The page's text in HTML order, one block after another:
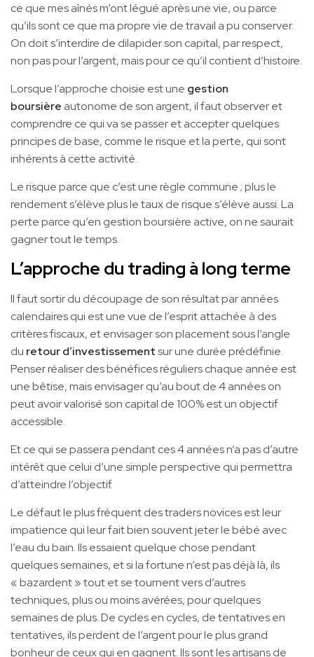
ce que mes aînés m’ont légué après une vie, ou parce
qu’ils sont ce que ma propre vie de travail a pu conserver.
On doit s’interdire de dilapider son capital, par respect,
non pas pour l’argent, mais pour ce qu’il contient d’histoire.
Lorsque l’approche choisie est une gestion
boursière autonome de son argent, il faut observer et
comprendre ce qui va se passer et accepter quelques
principes de base, comme le risque et la perte, qui sont
inhérents à cette activité.
Le risque parce que c’est une règle commune ; plus le
rendement s’élève plus le taux de risque s’élève aussi. La
perte parce qu’en gestion boursière active, on ne saurait
gagner tout le temps.
L’approche du trading à long terme
Il faut sortir du découpage de son résultat par années
calendaires qui est une vue de l’esprit attachée à des
critères fiscaux, et envisager son placement sous l’angle
du retour d’investissementsur une durée prédéfinie.
Penser réaliser des bénéfices réguliers chaque année est
une bêtise, mais envisager qu’au bout de 4 années on
peut avoir valorisé son capital de 100% est un objectif
accessible.
Et ce qui se passera pendant ces 4 années n’a pas d’autre
intérêt que celui d’une simple perspective qui permettra
d’atteindre l’objectif.
Le défaut le plus fréquent des traders novices est leur
impatience qui leur fait bien souvent jeter le bébé avec
l’eau du bain. Ils essaient quelque chose pendant
quelques semaines, et si la fortune n’est pas déjà là, ils
« bazardent » tout et se tournent vers d’autres
techniques, plus ou moins avérées, pour quelques
semaines de plus. De cycles en cycles, de tentatives en
tentatives, ils perdent de l’argent pour le plus grand
bonheur de ceux qui en gagnent. Ils sont les artisans de